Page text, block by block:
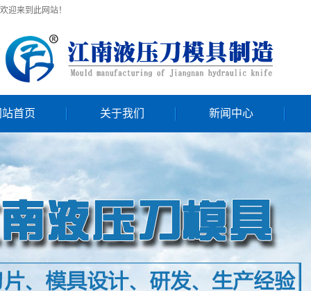
欢迎来到此网站！
首页 关于我们 新闻中心